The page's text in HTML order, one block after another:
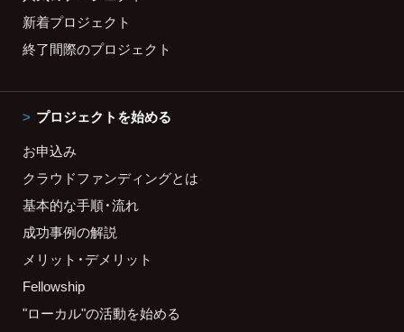
新着プロジェクト
終了間際のプロジェクト
プロジェクトを始める
お申込み
クラウドファンディングとは
基本的な手順・流れ
成功事例の解説
メリット・デメリット
Fellowship
"ローカル"の活動を始める